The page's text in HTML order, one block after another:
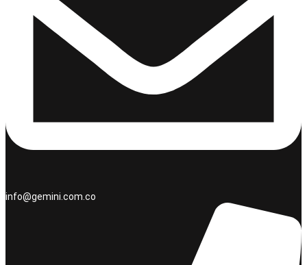
info@gemini.com.co